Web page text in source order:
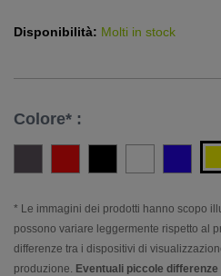
Disponibilità: Molti in stock
Colore* :
* Le immagini dei prodotti hanno scopo
possono variare leggermente rispetto al
differenze tra i dispositivi di
produzione. Eventuali piccole